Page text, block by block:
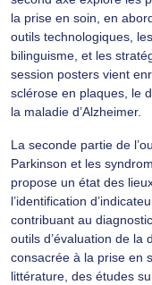
la prise en soin, en
outils technologiques,
bilinguisme, et les
session posters vient
sclérose en plaques, le
la maladie d’Alzheimer.
La seconde partie de
Parkinson et les
propose un état des
l’identification
contribuant au
outils d’évaluation de la
consacrée à la prise en
littérature, des études